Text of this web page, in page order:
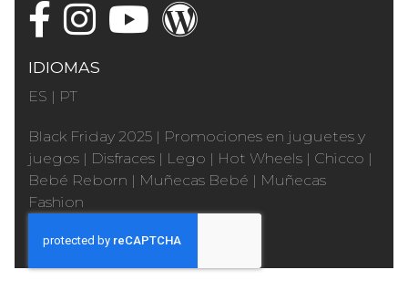
IDIOMAS
ES | PT
Black Friday 2025 | Promociones en juguetes y
juegos | Disfraces | Lego | Hot Wheels | Chicco |
Bebé Reborn | Muñecas Bebé | Muñecas
Fashion